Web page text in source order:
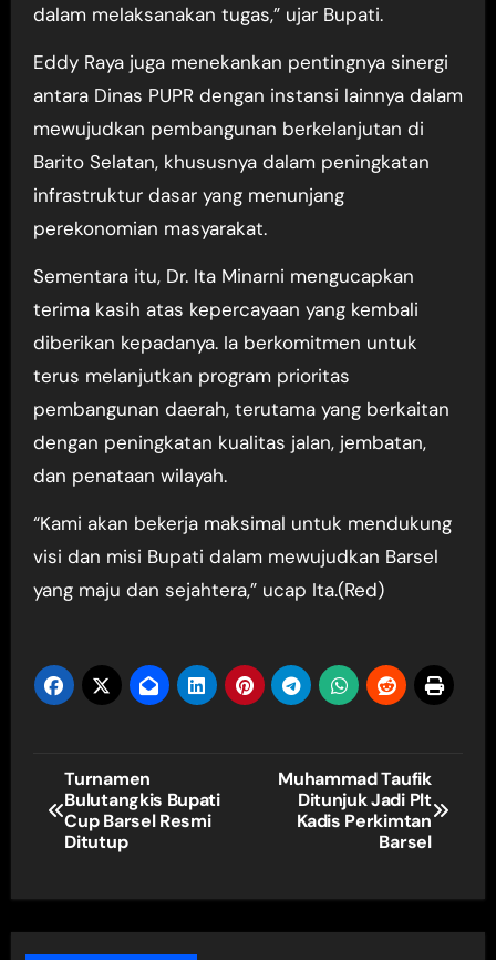
dalam melaksanakan tugas,” ujar Bupati.
Eddy Raya juga menekankan pentingnya sinergi
antara Dinas PUPR dengan instansi lainnya dalam
mewujudkan pembangunan berkelanjutan di
Barito Selatan, khususnya dalam peningkatan
infrastruktur dasar yang menunjang
perekonomian masyarakat.
Sementara itu, Dr. Ita Minarni mengucapkan
terima kasih atas kepercayaan yang kembali
diberikan kepadanya. Ia berkomitmen untuk
terus melanjutkan program prioritas
pembangunan daerah, terutama yang berkaitan
dengan peningkatan kualitas jalan, jembatan,
dan penataan wilayah.
“Kami akan bekerja maksimal untuk mendukung
visi dan misi Bupati dalam mewujudkan Barsel
yang maju dan sejahtera,” ucap Ita.(Red)
Navigasi
pos
Turnamen
Bulutangkis Bupati
Cup Barsel Resmi
Ditutup
Muhammad Taufik
Ditunjuk Jadi Plt
Kadis Perkimtan
Barsel